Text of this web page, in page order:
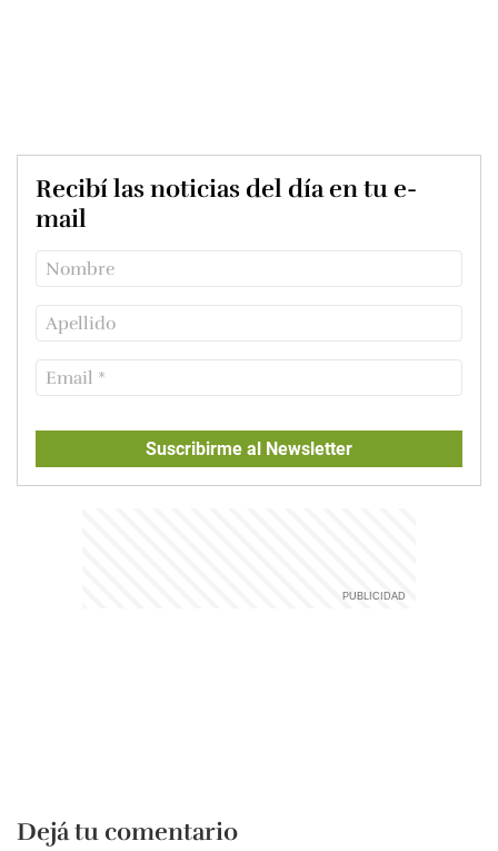
Recibí las noticias del día en tu e-
mail
Suscribirme al Newsletter
Dejá tu comentario